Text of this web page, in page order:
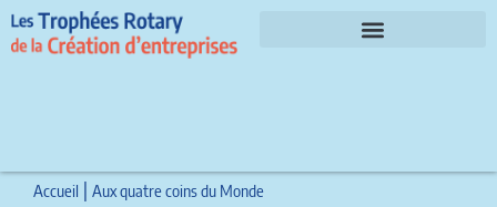
Accueil | Aux quatre coins du Monde